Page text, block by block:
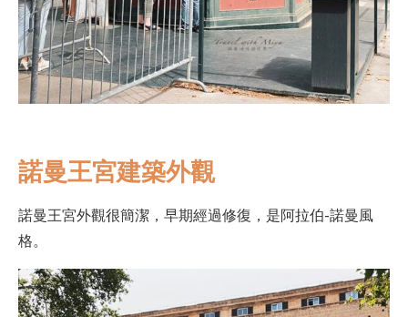
諾曼王宮建築外觀
諾曼王宮外觀很簡潔，早期經過修復，是阿拉伯-諾曼風
格。